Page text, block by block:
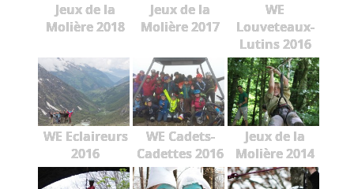
Jeux de la
Molière 2018
Jeux de la
Molière 2017
WE
Louveteaux-
Lutins 2016
WE Eclaireurs
2016
WE Cadets-
Cadettes 2016
Jeux de la
Molière 2014